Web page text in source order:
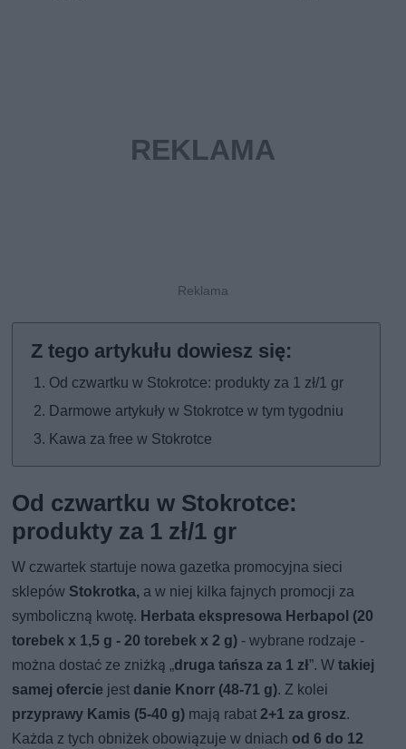
Od czwartku w Stokrotce: produkty za 1 zł/1 gr
Darmowe artykuły w Stokrotce w tym tygodniu
Kawa za free w Stokrotce
Od czwartku w Stokrotce:
produkty za 1 zł/1 gr
W czwartek startuje nowa gazetka promocyjna sieci
sklepów Stokrotka, a w niej kilka fajnych promocji za
symboliczną kwotę. Herbata ekspresowa Herbapol (20
torebek x 1,5 g - 20 torebek x 2 g) - wybrane rodzaje -
można dostać ze zniżką „druga tańsza za 1 zł”. Wtakiej
samej ofercie jest danie Knorr (48-71 g). Z kolei
przyprawy Kamis (5-40 g) mają rabat2+1 za grosz.
Każda z tych obniżek obowiązuje w dniach od 6 do 12